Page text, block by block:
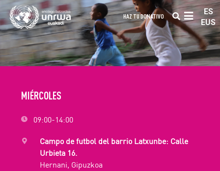
HAZ TU DONATIVO
ES
EUS
MIÉRCOLES
09:00-14:00
Campo de futbol del barrio Latxunbe: Calle
Urbieta 16.
Hernani, Gipuzkoa